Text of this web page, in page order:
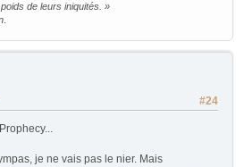
de leurs iniquités. »
#24
je ne vais pas le nier. Mais